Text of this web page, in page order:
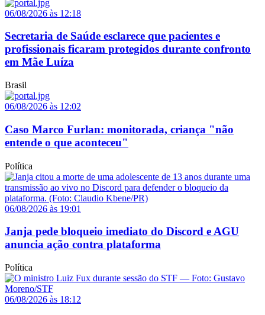
06/08/2026 às 12:18
Secretaria de Saúde esclarece que pacientes e
profissionais ficaram protegidos durante confronto
em Mãe Luíza
Brasil
06/08/2026 às 12:02
Caso Marco Furlan: monitorada, criança "não
entende o que aconteceu"
Política
06/08/2026 às 19:01
Janja pede bloqueio imediato do Discord e AGU
anuncia ação contra plataforma
Política
06/08/2026 às 18:12